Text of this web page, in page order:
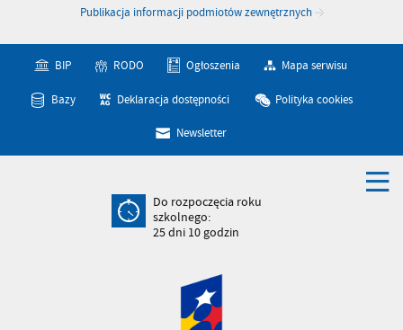
Publikacja informacji podmiotów zewnętrznych
BIP RODO Ogłoszenia Mapa serwisu
Bazy Deklaracja dostępności Polityka cookies
Newsletter
Do rozpoczęcia roku
szkolnego:
25dni 10godzin